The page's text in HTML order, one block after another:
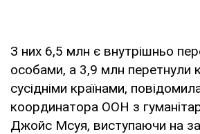
З них 6,5 млн є внутрішньо
особами, а 3,9 млн перетнули
сусідніми країнами,
координатора ООН з
Джойс Мсуя, виступаючи на